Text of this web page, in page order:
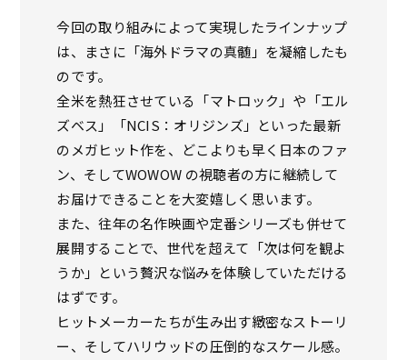
今回の取り組みによって実現したラインナップ
は、まさに「海外ドラマの真髄」を凝縮したも
のです。
全米を熱狂させている「マトロック」や「エル
ズベス」「NCIS：オリジンズ」といった最新
のメガヒット作を、どこよりも早く日本のファ
ン、そしてWOWOW の視聴者の方に継続して
お届けできることを大変嬉しく思います。
また、往年の名作映画や定番シリーズも併せて
展開することで、世代を超えて「次は何を観よ
うか」という贅沢な悩みを体験していただける
はずです。
ヒットメーカーたちが生み出す緻密なストーリ
ー、そしてハリウッドの圧倒的なスケール感。